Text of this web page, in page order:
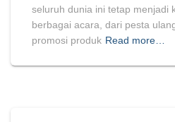
seluruh dunia ini tetap menjadi
berbagai acara, dari pesta
promosi produk Read more…